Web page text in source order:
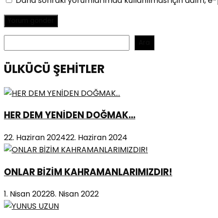
ÜLKÜCÜ ŞEHİTLER
HER DEM YENİDEN DOĞMAK…
22. Haziran 202422. Haziran 2024
ONLAR BİZİM KAHRAMANLARIMIZDIR!
1. Nisan 20228. Nisan 2022